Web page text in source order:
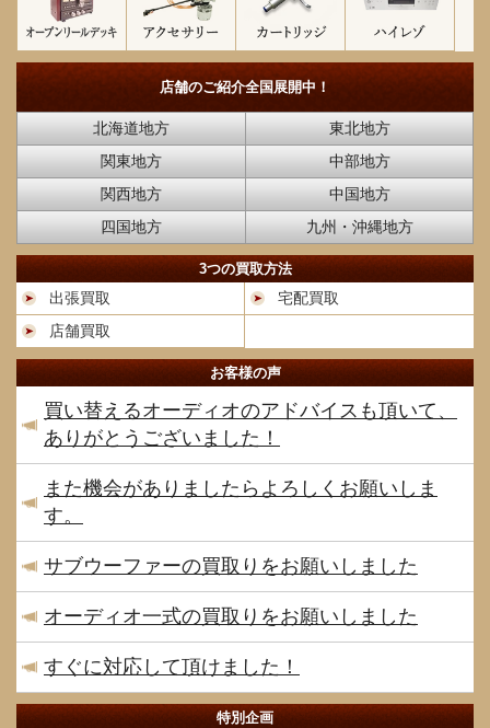
店舗のご紹介全国展開中！
北海道地方
東北地方
関東地方
中部地方
関西地方
中国地方
四国地方
九州・沖縄地方
3つの買取方法
出張買取
宅配買取
店舗買取
お客様の声
買い替えるオーディオのアドバイスも頂いて、
ありがとうございました！
また機会がありましたらよろしくお願いしま
す。
サブウーファーの買取りをお願いしました
オーディオ一式の買取りをお願いしました
すぐに対応して頂けました！
特別企画